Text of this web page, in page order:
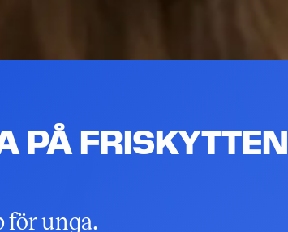
PÅ FRISKYTTEN
för unga.